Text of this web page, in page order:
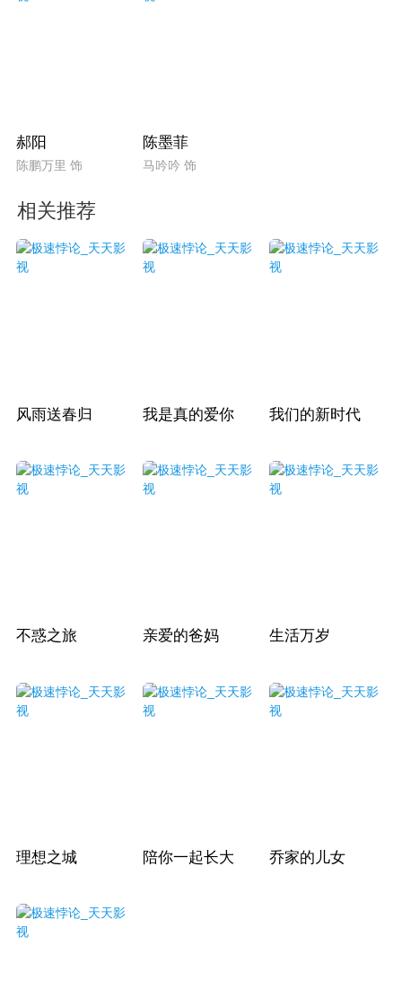
郝阳
陈鹏万里 饰
陈墨菲
马吟吟 饰
相关推荐
风雨送春归 我是真的爱你 我们的新时代
不惑之旅 亲爱的爸妈 生活万岁
理想之城 陪你一起长大 乔家的儿女